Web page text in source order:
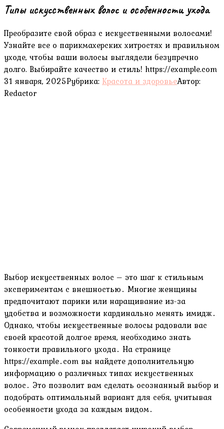
Типы искусственных волос и особенности ухода
Преобразите свой образ с искусственными волосами!
Узнайте все о парикмахерских хитростях и правильном
уходе, чтобы ваши волосы выглядели безупречно
долго. Выбирайте качество и стиль! https://example.com
31 января, 2025Рубрика: Красота и здоровьеАвтор:
Redactor
Выбор искусственных волос – это шаг к стильным
экспериментам с внешностью․ Многие женщины
предпочитают парики или наращивание из-за
удобства и возможности кардинально менять имидж․
Однако, чтобы искусственные волосы радовали вас
своей красотой долгое время, необходимо знать
тонкости правильного ухода․ На странице
https://example․com вы найдете дополнительную
информацию о различных типах искусственных
волос․ Это позволит вам сделать осознанный выбор и
подобрать оптимальный вариант для себя, учитывая
особенности ухода за каждым видом․